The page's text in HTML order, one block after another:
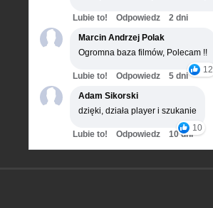
Lubie to! Odpowiedz
2 dni
Marcin Andrzej Polak
Ogromna baza filmów, Polecam !!
12
Lubie to! Odpowiedz
5 dni
Adam Sikorski
dzięki, działa player i szukanie
10
Lubie to! Odpowiedz 10 dni